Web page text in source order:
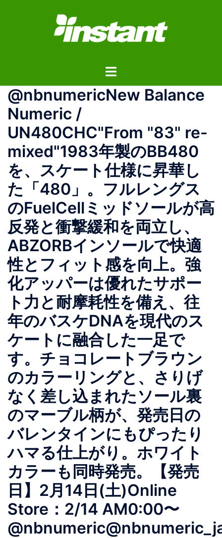
ス
ト
ル
ュ
ー
@nbnumericNew Balance
Numeric /
UN480CHC"From "83" re-
mixed"1983年製のBB480
を、スケート仕様に昇華し
た「480」。フルレングス
のFuelCellミッドソールが高
反発と衝撃緩和を両立し、
ABZORBインソールで快適
性とフィット感を向上。強
化アッパーは優れたサポー
ト力と耐摩耗性を備え、往
年のバスケDNAを現代のス
ケートに融合した一足で
す。チョコレートブラウン
のカラーリングと、さりげ
なく差し込まれたソール裏
のマーブル柄が、発売日の
バレンタインにもぴったり
ハマる仕上がり。ホワイト
カラーも同時発売。【発売
日】2月14日(土)Online
Store：2/14 AM0:00〜